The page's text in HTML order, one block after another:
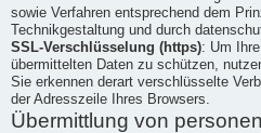
sowie Verfahren entsprechend dem
Technikgestaltung und durch
SSL-Verschlüsselung (https): Um
übermittelten Daten zu schützen,
Sie erkennen derart verschlüsselte
der Adresszeile Ihres Browsers.
Übermittlung von